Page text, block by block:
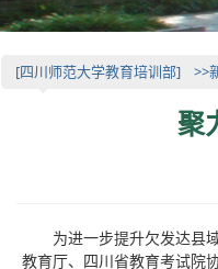
[四川师范大学教育培训部] >>
聚
为进一步提升欠发达县域
教育厅、四川省教育考试院